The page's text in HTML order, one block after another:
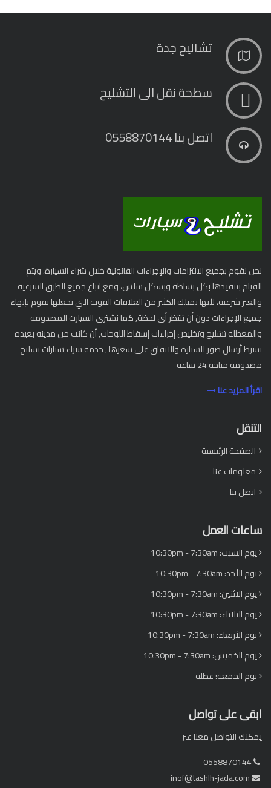
تشاليح جدة
سطحة نقل الى التشليح
اتصل بنا 0558870144
نحن نقوم بجميع الالتزامات والإجراءات القانونية خلال شراء السيارة، ويتم
القيام بتنفيذها بكل بساطة وبشكل سلس، ومع اتباع جميع الطرق الشرعية
والغير شرعية، لأنها تمتلك الكثير من العلاقات القوية التي تجعلها تقوم بإنهاء
جميع الإجراءات دون أن تنتظر أي لحظة, كما نشترى السيارت المصدومه
والمعطله تشليح وتخليص إجراءات إسقاط اللوحات, أن كانت من مدينه بعيده
بشرط أرسال صور للسياره والاتفاق على سعرها , خدمة شراء سيارات تشليح
مصدومة متاحة 24 ساعة
اقرأ المزيد عنا
التنقل
الصفحة الرئيسية
معلومات عنا
اتصل بنا
ساعات العمل
يوم السبت: 10:30pm - 7:30am
يوم الأحد: 10:30pm - 7:30am
يوم الاثنين: 10:30pm - 7:30am
يوم الثلاثاء: 10:30pm - 7:30am
يوم الأربعاء: 10:30pm - 7:30am
يوم الخميس: 10:30pm - 7:30am
يوم الجمعة: عطلة
ابقى على تواصل
يمكنك التواصل معنا عبر